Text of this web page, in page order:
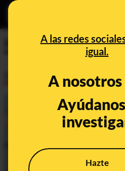
A las redes
igual.
A nosotros
Hazte
ivermectina